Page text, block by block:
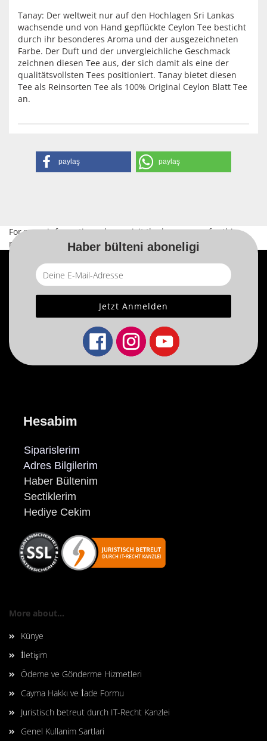
Tanay: Der weltweit nur auf den Hochlagen Sri Lankas
wachsende und von Hand gepflückte Ceylon Tee besticht
durch ihr besonderes Aroma und der ausgezeichneten
Farbe. Der Duft und der unvergleichliche Geschmack
zeichnen diesen Tee aus, der sich damit als eine der
qualitätsvollsten Tees positioniert. Tanay bietet diesen
Tee als Reinsorten Tee als 100% Original Ceylon Blatt Tee
an.
paylaş paylaş
For more information, please visit thehome pagefor this
product.
Haber bülteni aboneligi
Hesabim
Siparislerim
Adres Bilgilerim
Haber Bültenim
Sectiklerim
Hediye Cekim
More about...
Künye
İletişim
Ödeme ve Gönderme Hizmetleri
Cayma Hakkı ve İade Formu
Juristisch betreut durch IT-Recht Kanzlei
Genel Kullanim Sartlari